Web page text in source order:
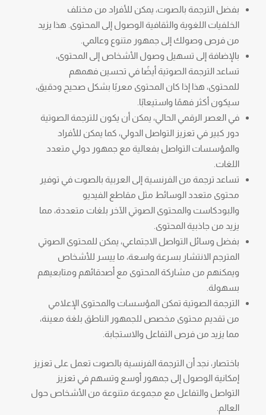
بفضل الترجمة بالصوت، يمكن للأفراد من مختلف
الخلفيات اللغوية والثقافية الوصول إلى المحتوى. هذا يزيد
من فرص وصولك إلى جمهور متنوع وعالمي.
بالإضافة إلى تسهيل وصول الأشخاص إلى المحتوى،
تساعد الترجمة الصوتية أيضًا في تحسين فهمهم
للمحتوى، هذا إذا كان المحتوى معربًا بشكل صحيح ودقيق،
سيكون أكثر فهمًا واستيعابًا.
في العصر الرقمي الحالي، يمكن أن يكون للترجمة الصوتية
دور كبير في تعزيز التواصل الدولي، كما يمكن للأفراد
والمؤسسات التواصل بفعالية مع جمهور دولي متعدد
اللغات.
تساعد ترجمة من الفرنسية إلى العربية بالصوت في توفير
محتوى متعدد الوسائط مثل مقاطع الفيديو
والبودكاست والمحتوى الصوتي الآخر بلغات متعددة، مما
يزيد من جاذبية المحتوى.
بفضل وسائل التواصل الاجتماعي، يمكن للمحتوى الصوتي
المترجم الانتشار بسرعة واسعة، ما ييسر للأشخاص
ويمكنهم من مشاركة المحتوى مع أصدقائهم ومتابعيهم
بسهولة.
الترجمة الصوتية تمكن المؤسسات والمحتوى الإعلامي
من تقديم محتوى مخصص للجمهور الناطق بلغة معينة،
مما يزيد من فرص التفاعل والاستجابة.
باختصار، نجد أن الترجمة الفرنسية بالصوت تعمل على تعزيز
إمكانية الوصول إلى جمهور أوسع وتسهم في تعزيز
التواصل والتفاعل مع مجموعة متنوعة من الأشخاص حول
العالم.